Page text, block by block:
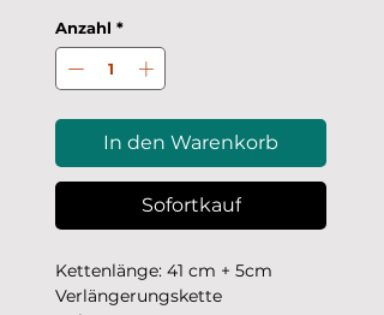
Anzahl *
In den Warenkorb
Sofortkauf
Kettenlänge: 41 cm + 5cm
Verlängerungskette